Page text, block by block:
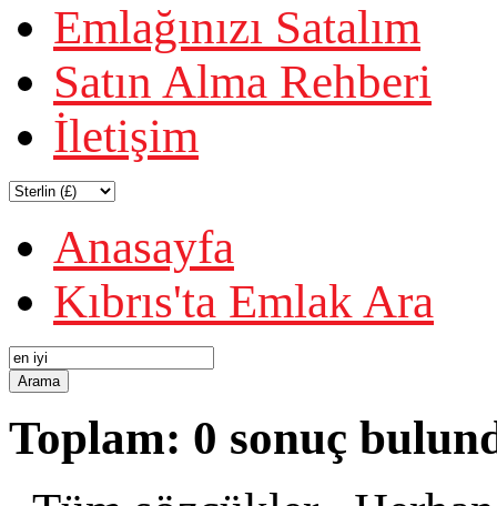
Emlağınızı Satalım
Satın Alma Rehberi
İletişim
Anasayfa
Kıbrıs'ta Emlak Ara
Arama
Toplam: 0 sonuç